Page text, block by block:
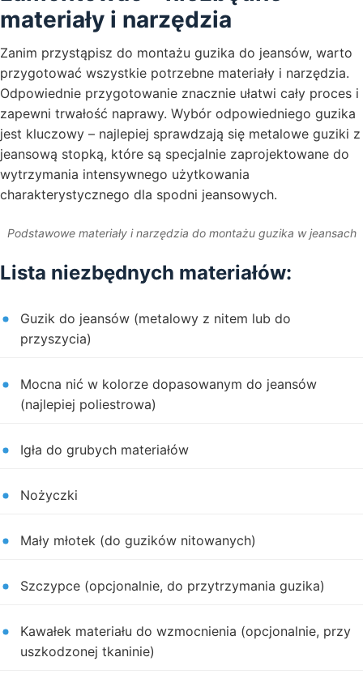
materiały i narzędzia
Zanim przystąpisz do montażu guzika do jeansów, warto
przygotować wszystkie potrzebne materiały i narzędzia.
Odpowiednie przygotowanie znacznie ułatwi cały proces i
zapewni trwałość naprawy. Wybór odpowiedniego guzika
jest kluczowy – najlepiej sprawdzają się metalowe guziki z
jeansową stopką, które są specjalnie zaprojektowane do
wytrzymania intensywnego użytkowania
charakterystycznego dla spodni jeansowych.
Podstawowe materiały i narzędzia do montażu guzika w jeansach
Lista niezbędnych materiałów:
Guzik do jeansów (metalowy z nitem lub do
przyszycia)
Mocna nić w kolorze dopasowanym do jeansów
(najlepiej poliestrowa)
Igła do grubych materiałów
Nożyczki
Mały młotek (do guzików nitowanych)
Szczypce (opcjonalnie, do przytrzymania guzika)
Kawałek materiału do wzmocnienia (opcjonalnie, przy
uszkodzonej tkaninie)